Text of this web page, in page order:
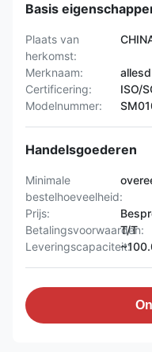
Basis
Plaats van
herkomst:
Merknaam:
allesd
Certificering:
ISO/
Modelnummer:
Handelsgoederen
Minimale
bestelhoeveelheid:
Prijs:
Betalingsvoorwaarden:
T/T
Leveringscapaciteit: